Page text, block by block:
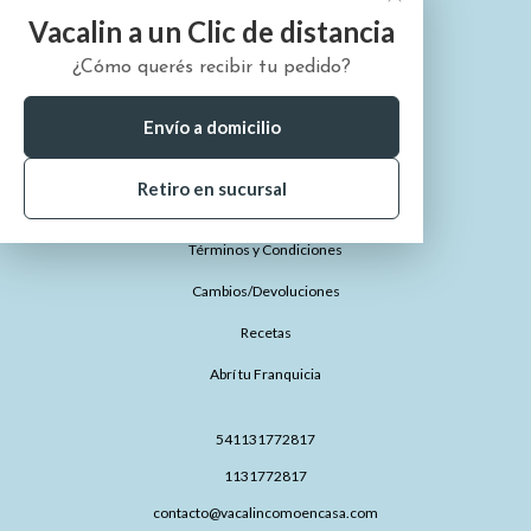
Vacalin a un Clic de distancia
¿Cómo querés recibir tu pedido?
Envío a domicilio
Retiro en sucursal
¿Cómo comprar?
Términos y Condiciones
Cambios/Devoluciones
Recetas
Abrí tu Franquicia
541131772817
1131772817
contacto@vacalincomoencasa.com